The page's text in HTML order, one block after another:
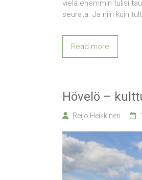
vielä enemmin tulisi
seurata. Ja niin kuin
Read more
Hövelö –
Reijo Heikkinen